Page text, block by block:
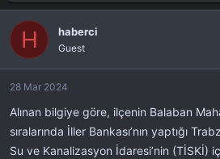
n
u
y
b
a
l
a
ş
a
g
t
a
H haberci
Guest
28 Mar 2024
Alınan bilgiye göre, ilçenin Balaban
sıralarında İller Bankası’nın yaptığı
Su ve Kanalizasyon İdaresi’nin (TİSKİ)